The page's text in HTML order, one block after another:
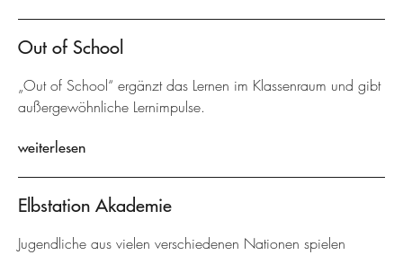
Out of School
„Out of School“ ergänzt das Lernen im Klassenraum und gibt
außergewöhnliche Lernimpulse.
weiterlesen
Elbstation Akademie
Jugendliche aus vielen verschiedenen Nationen spielen